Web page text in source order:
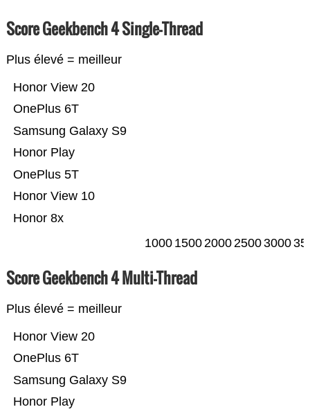
Score Geekbench 4 Single-Thread
Plus élevé = meilleur
Honor 8x
Honor View 10
OnePlus 5T
Honor Play
Samsung Galaxy S9
OnePlus 6T
Honor View 20
1000 1500200025003000
Score Geekbench 4 Multi-Thread
Plus élevé = meilleur
Honor Play
Samsung Galaxy S9
OnePlus 6T
Honor View 20